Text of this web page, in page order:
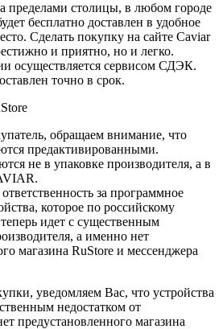
пределами столицы, в любом городе
бесплатно доставлен в удобное
Сделать покупку на сайте Caviar
и приятно, но и легко.
осуществляется сервисом СДЭК.
точно в срок.
обращаем внимание, что
предактивированными.
не в упаковке производителя, а в
за программное
которое по российскому
теперь идет с существенным
а именно нет
магазина RuStore и мессенджера
уведомляем Вас, что устройства
недостатком от
предустановленного магазина